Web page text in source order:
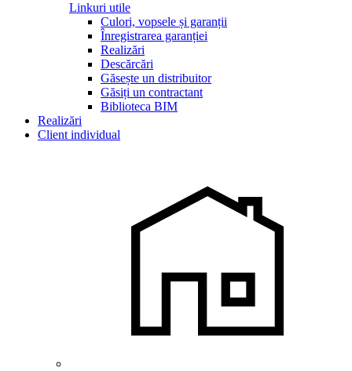
Linkuri utile
Culori, vopsele și garanții
Înregistrarea garanției
Realizări
Descărcări
Găsește un distribuitor
Găsiți un contractant
Biblioteca BIM
Realizări
Client individual